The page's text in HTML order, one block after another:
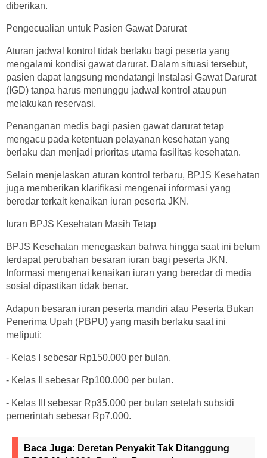
diberikan.
Pengecualian untuk Pasien Gawat Darurat
Aturan jadwal kontrol tidak berlaku bagi peserta yang
mengalami kondisi gawat darurat. Dalam situasi tersebut,
pasien dapat langsung mendatangi Instalasi Gawat Darurat
(IGD) tanpa harus menunggu jadwal kontrol ataupun
melakukan reservasi.
Penanganan medis bagi pasien gawat darurat tetap
mengacu pada ketentuan pelayanan kesehatan yang
berlaku dan menjadi prioritas utama fasilitas kesehatan.
Selain menjelaskan aturan kontrol terbaru, BPJS Kesehatan
juga memberikan klarifikasi mengenai informasi yang
beredar terkait kenaikan iuran peserta JKN.
Iuran BPJS Kesehatan Masih Tetap
BPJS Kesehatan menegaskan bahwa hingga saat ini belum
terdapat perubahan besaran iuran bagi peserta JKN.
Informasi mengenai kenaikan iuran yang beredar di media
sosial dipastikan tidak benar.
Adapun besaran iuran peserta mandiri atau Peserta Bukan
Penerima Upah (PBPU) yang masih berlaku saat ini
meliputi:
- Kelas I sebesar Rp150.000 per bulan.
- Kelas II sebesar Rp100.000 per bulan.
- Kelas III sebesar Rp35.000 per bulan setelah subsidi
pemerintah sebesar Rp7.000.
Baca Juga: Deretan Penyakit Tak Ditanggung